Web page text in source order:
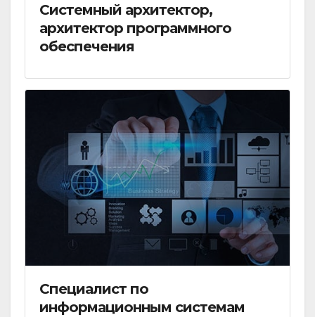
Системный архитектор,
архитектор программного
обеспечения
Специалист по
информационным системам